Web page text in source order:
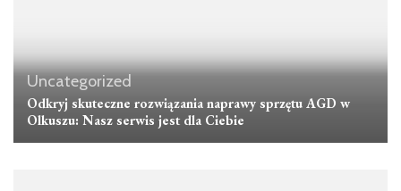
Uncategorized
Odkryj skuteczne rozwiązania naprawy sprzętu AGD w
Olkuszu: Nasz serwis jest dla Ciebie